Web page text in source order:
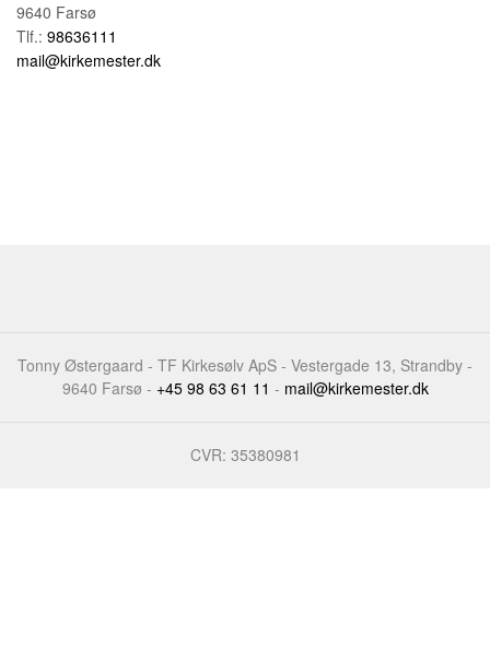
9640 Farsø
Tlf.: 98636111
mail@kirkemester.dk
Tonny Østergaard - TF Kirkesølv ApS - Vestergade 13, Strandby -
9640 Farsø - +45 98 63 61 11 - mail@kirkemester.dk
CVR: 35380981